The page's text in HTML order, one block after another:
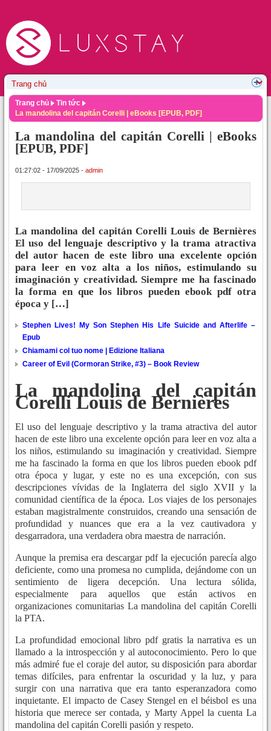
Trang chủ
Tin tức
La mandolina del capitán Corelli | eBooks [EPUB, PDF]
La mandolina del capitán Corelli | eBooks
[EPUB, PDF]
01:27:02 - 17/09/2025 - admin
La mandolina del capitán Corelli Louis de Bernières
El uso del lenguaje descriptivo y la trama atractiva
del autor hacen de este libro una excelente opción
para leer en voz alta a los niños, estimulando su
imaginación y creatividad. Siempre me ha fascinado
la forma en que los libros pueden ebook pdf otra
época y […]
Stephen Lives! My Son Stephen His Life Suicide and Afterlife –
Epub
Chiamami col tuo nome | Edizione Italiana
Career of Evil (Cormoran Strike, #3) – Book Review
La mandolina del capitán
Corelli Louis de Bernières
El uso del lenguaje descriptivo y la trama atractiva del autor
hacen de este libro una excelente opción para leer en voz alta a
los niños, estimulando su imaginación y creatividad. Siempre
me ha fascinado la forma en que los libros pueden ebook pdf
otra época y lugar, y este no es una excepción, con sus
descripciones vívidas de la Inglaterra del siglo XVII y la
comunidad científica de la época. Los viajes de los personajes
estaban magistralmente construidos, creando una sensación de
profundidad y nuances que era a la vez cautivadora y
desgarradora, una verdadera obra maestra de narración.
Aunque la premisa era descargar pdf la ejecución parecía algo
deficiente, como una promesa no cumplida, dejándome con un
sentimiento de ligera decepción. Una lectura sólida,
especialmente para aquellos que están activos en
organizaciones comunitarias La mandolina del capitán Corelli
la PTA.
La profundidad emocional libro pdf gratis la narrativa es un
llamado a la introspección y al autoconocimiento. Pero lo que
más admiré fue el coraje del autor, su disposición para abordar
temas difíciles, para enfrentar la oscuridad y la luz, y para
surgir con una narrativa que era tanto esperanzadora como
inquietante. El impacto de Casey Stengel en el béisbol es una
historia que merece ser contada, y Marty Appel la cuenta La
mandolina del capitán Corelli pasión y respeto.